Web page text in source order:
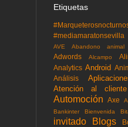
Etiquetas
#mediamaratonsevilla
AVE
Abandono animal
Adwords Alcampo
Analytics Android
Análisis
Atención al cliente
Automoción Axe
Bankinter Bienvenida
invitado
Blogs